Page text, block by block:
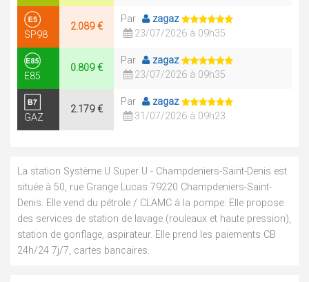
SP98
2.089 €
Par
zagaz
23/07/2026 à 09h35
E85
0.809 €
Par
zagaz
23/07/2026 à 09h35
GAZ
2.179 €
Par
zagaz
31/07/2026 à 09h23
La station Système U Super U - Champdeniers-Saint-Denis est
située à 50, rue Grange Lucas 79220 Champdeniers-Saint-
Denis. Elle vend du pétrole / CLAMC à la pompe. Elle propose
des services de station de lavage (rouleaux et haute pression),
station de gonflage, aspirateur. Elle prend les paiements CB
24h/24 7j/7, cartes bancaires.